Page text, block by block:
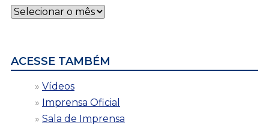
Notícias
por
ACESSE TAMBÉM
Vídeos
Imprensa Oficial
Sala de Imprensa